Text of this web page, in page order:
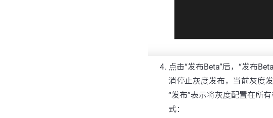
点击“发布Beta”后，“发布
消停止灰度发布，当前灰度
“发布”表示将灰度配置在所
式：